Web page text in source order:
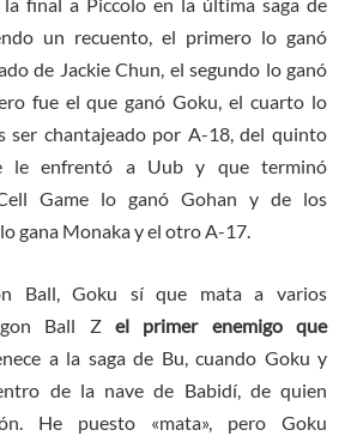
final a Piccolo en la última saga de
un recuento, el primero lo ganó
de Jackie Chun, el segundo lo ganó
fue el que ganó Goku, el cuarto lo
ser chantajeado por A-18, del quinto
le enfrentó a Uub y que terminó
Game lo ganó Gohan y de los
gana Monaka y el otro A-17.
Ball, Goku sí que mata a varios
Ball Z el primer enemigo que
a la saga de Bu, cuando Goku y
de la nave de Babidí, de quien
He puesto «mata», pero Goku